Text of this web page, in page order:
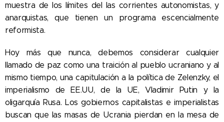
muestra de los límites del las corrientes autonomistas, y
anarquistas, que tienen un programa escencialmente
reformista.
Hoy más que nunca, debemos considerar cualquier
llamado de paz como una traición al pueblo ucraniano y al
mismo tiempo, una capitulación a la política de Zelenzky, el
imperialismo de EE.UU, de la UE, Vladimir Putin y la
oligarquía Rusa. Los gobiernos capitalistas e imperialistas
buscan que las masas de Ucrania pierdan en la mesa de